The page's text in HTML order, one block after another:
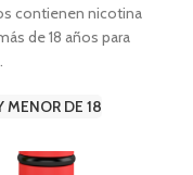
contienen nicotina
de 18 años para
MENOR DE 18